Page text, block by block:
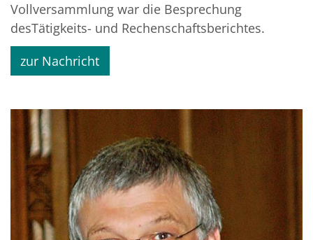
Vollversammlung war die Besprechung
desTätigkeits- und Rechenschaftsberichtes.
zur Nachricht